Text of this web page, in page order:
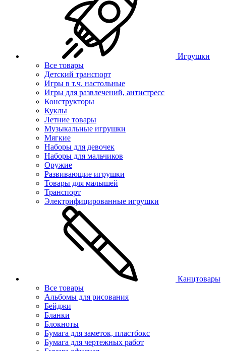
Игрушки
Все товары
Детский транспорт
Игры в т.ч. настольные
Игры для развлечений, антистресс
Конструкторы
Куклы
Летние товары
Музыкальные игрушки
Мягкие
Наборы для девочек
Наборы для мальчиков
Оружие
Развивающие игрушки
Товары для малышей
Транспорт
Электрифицированные игрушки
Канцтовары
Все товары
Альбомы для рисования
Бейджи
Бланки
Блокноты
Бумага для заметок, пластбокс
Бумага для чертежных работ